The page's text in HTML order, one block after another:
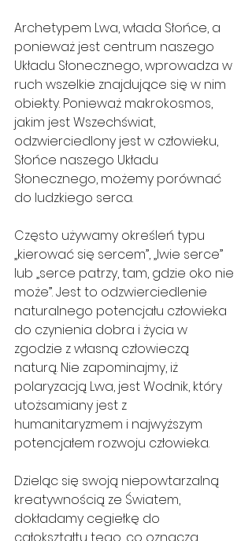
Archetypem Lwa, włada Słońce, a
ponieważ jest centrum naszego
Układu Słonecznego, wprowadza w
ruch wszelkie znajdujące się w nim
obiekty. Ponieważ makrokosmos,
jakim jest Wszechświat,
odzwierciedlony jest w człowieku,
Słońce naszego Układu
Słonecznego, możemy porównać
do ludzkiego serca.
Często używamy określeń typu
„kierować się sercem”, „lwie serce”
lub „serce patrzy, tam, gdzie oko nie
może”. Jest to odzwierciedlenie
naturalnego potencjału człowieka
do czynienia dobra i życia w
zgodzie z własną człowieczą
naturą. Nie zapominajmy, iż
polaryzacją Lwa, jest Wodnik, który
utożsamiany jest z
humanitaryzmem i najwyższym
potencjałem rozwoju człowieka.
Dzieląc się swoją niepowtarzalną
kreatywnością ze Światem,
dokładamy cegiełkę do